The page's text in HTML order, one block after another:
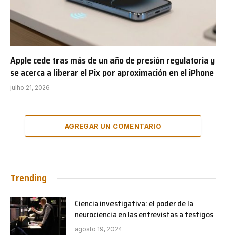
Apple cede tras más de un año de presión regulatoria y
se acerca a liberar el Pix por aproximación en el iPhone
julho 21, 2026
AGREGAR UN COMENTARIO
Trending
Ciencia investigativa: el poder de la
neurociencia en las entrevistas a testigos
agosto 19, 2024